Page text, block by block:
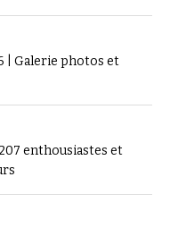
| Galerie photos et
enthousiastes et